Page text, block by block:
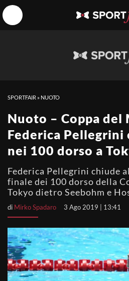
SPORTFAIR » NUOTO
Nuoto – Coppa del
Federica Pellegrini
nei 100 dorso a
Federica Pellegrini chiude
finale dei 100 dorso della
Tokyo dietro Seebohm e
di Mirko Spadaro 3 Ago 2019 | 13:41